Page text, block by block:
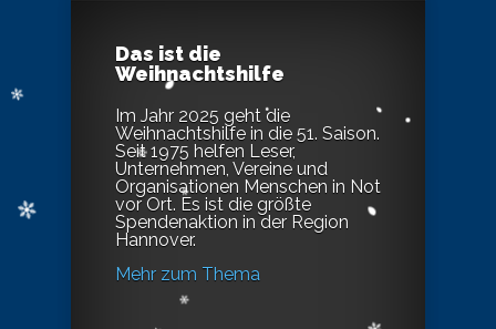
Das ist die
Weihnachtshilfe
Im Jahr 2025 geht die
Weihnachtshilfe in die 51. Saison.
Seit 1975 helfen Leser,
Unternehmen, Vereine und
Organisationen Menschen in Not
vor Ort. Es ist die größte
Spendenaktion in der Region
Hannover.
Mehr zum Thema